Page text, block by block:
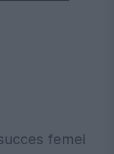
femei